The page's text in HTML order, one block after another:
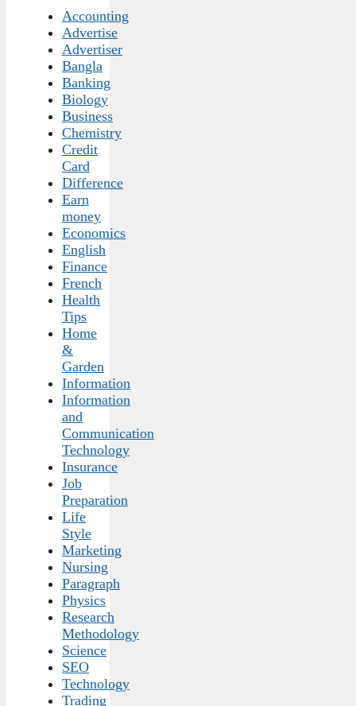
Accounting
Advertise
Advertiser
Bangla
Banking
Biology
Business
Chemistry
Credit
Card
Difference
Earn
money
Economics
English
Finance
French
Health
Tips
Home
&
Garden
Information
Information
and
Communication
Technology
Insurance
Job
Preparation
Life
Style
Marketing
Nursing
Paragraph
Physics
Research
Methodology
Science
SEO
Technology
Trading